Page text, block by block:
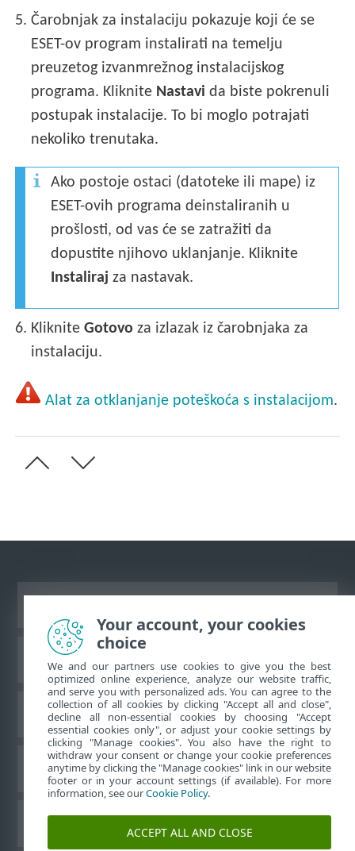
5. Čarobnjak za instalaciju pokazuje koji će se
ESET-ov program instalirati na temelju
preuzetog izvanmrežnog instalacijskog
programa. Kliknite Nastavi da biste pokrenuli
postupak instalacije. To bi moglo potrajati
nekoliko trenutaka.
Ako postoje ostaci (datoteke ili mape) iz
ESET-ovih programa deinstaliranih u
prošlosti, od vas će se zatražiti da
dopustite njihovo uklanjanje. Kliknite
Instaliraj za nastavak.
6. KlikniteGotovo za izlazak iz čarobnjaka za
instalaciju.
Alat za otklanjanje poteškoća s instalacijom.
ESET-ova baza znanja
ESET-ov forum
Regionalna podrška
Your account, your cookies
choice
We and our partners use cookies to give you the best
optimized online experience, analyze our website traffic,
and serve you with personalized ads. You can agree to the
collection of all cookies by clicking "Accept all and close",
decline all non-essential cookies by choosing "Accept
essential cookies only", or adjust your cookie settings by
clicking "Manage cookies". You also have the right to
withdraw your consent or change your cookie preferences
anytime by clicking the "Manage cookies" link in our website
footer or in your account settings (if available). For more
information, see ourCookie Policy.
ACCEPT ALL AND CLOSE